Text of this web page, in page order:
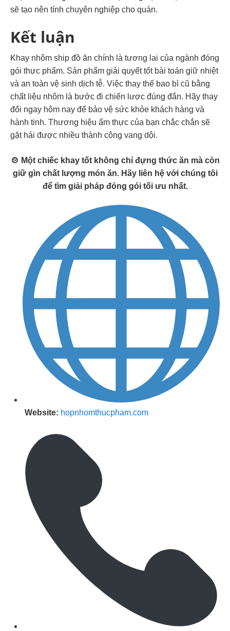
sẽ tạo nên tính chuyên nghiệp cho quán.
Kết luận
Khay nhôm ship đồ ăn chính là tương lai của ngành đóng
gói thực phẩm. Sản phẩm giải quyết tốt bài toán giữ nhiệt
và an toàn vệ sinh dịch tễ. Việc thay thế bao bì cũ bằng
chất liệu nhôm là bước đi chiến lược đúng đắn. Hãy thay
đổi ngay hôm nay để bảo vệ sức khỏe khách hàng và
hành tinh. Thương hiệu ẩm thực của bạn chắc chắn sẽ
gặt hái được nhiều thành công vang dội.
🍲 Một chiếc khay tốt không chỉ đựng thức ăn mà còn
giữ gìn chất lượng món ăn. Hãy liên hệ với chúng tôi
để tìm giải pháp đóng gói tối ưu nhất.
Website: hopnhomthucpham.com